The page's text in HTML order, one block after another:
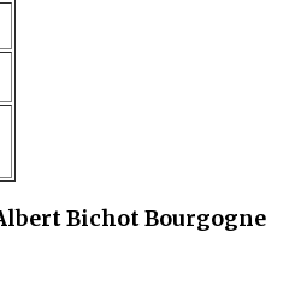
Bichot Bourgogne